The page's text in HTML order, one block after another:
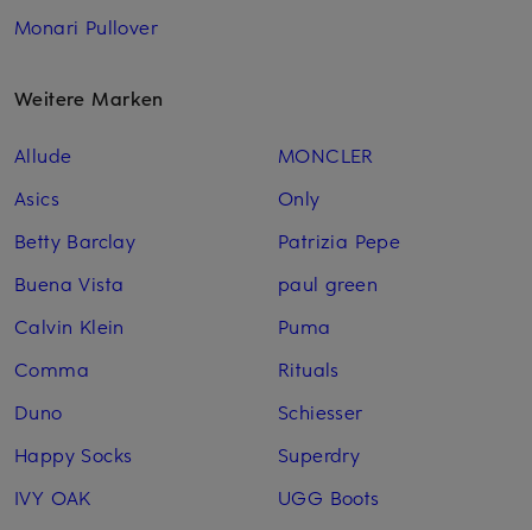
Monari Pullover
Weitere Marken
Allude
Asics
Betty Barclay
Buena Vista
Calvin Klein
Comma
Duno
Happy Socks
IVY OAK
MONCLER
Only
Patrizia Pepe
paul green
Puma
Rituals
Schiesser
Superdry
UGG Boots